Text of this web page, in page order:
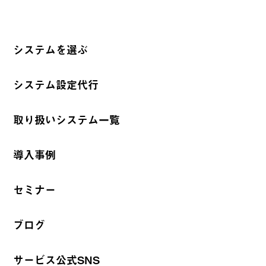
システムを選ぶ
システム設定代行
取り扱いシステム一覧
導入事例
セミナー
ブログ
サービス公式SNS